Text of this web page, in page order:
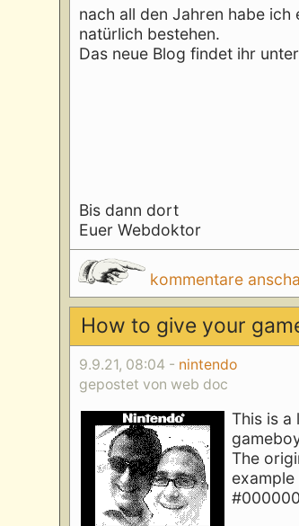
nach all den Jahren habe
natürlich bestehen.
Das neue Blog findet ihr unter
Bis dann dort
Euer Webdoktor
kommentare
How to give your
9.9.21, 08:04 - nintendo
gepostet von web doc
This is
The